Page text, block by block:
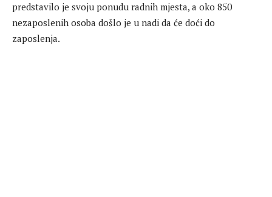
predstavilo je svoju ponudu radnih mjesta, a oko 850
nezaposlenih osoba došlo je u nadi da će doći do
zaposlenja.